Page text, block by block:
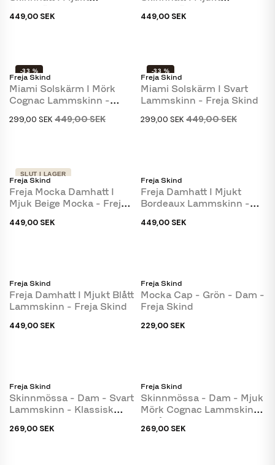
Skinn
449,00 SEK
-...
449,00 SEK
Freja Skind
Miami Solskärm I Mörk
Cognac Lammskinn -
299,00 SEK 449,00 SEK
-33 %
Freja Skind
Miami Solskärm I Svart
Lammskinn - Freja Skind
299,00 SEK 449,00 SEK
-33 %
Freja Skind
Freja Mocka Damhatt I
Mjuk Beige Mocka - Freja
449,00 SEK
SLUT I LAGER
Freja Skind
Freja Damhatt I Mjukt
Bordeaux Lammskinn -
449,00 SEK
Freja Skind
Freja Damhatt I Mjukt Blått
Lammskinn - Freja Skind
449,00 SEK
Freja Skind
Mocka Cap - Grön - Dam -
Freja Skind
229,00 SEK
Freja Skind
Skinnmössa - Dam - Svart
Lammskinn - Klassisk
269,00 SEK
Freja Skind
Skinnmössa - Dam - Mjuk
Mörk Cognac Lammskinn
- Från Freja Skind
269,00 SEK